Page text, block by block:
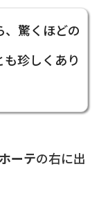
驚くほどの
珍しくあり
ーテの右に出